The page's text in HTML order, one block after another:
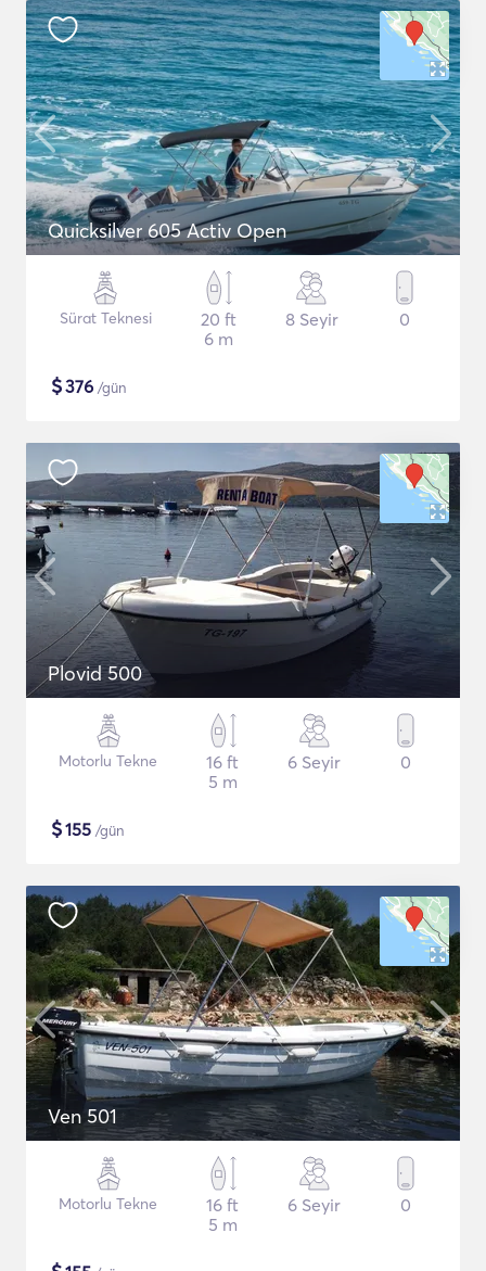
Quicksilver 605 Activ Open
Sürat Teknesi
20 ft
6 m
8 Seyir 0
$376 /gün
Plovid 500
Motorlu Tekne
16 ft
5 m
6 Seyir 0
$155 /gün
Ven 501
Motorlu Tekne
16 ft
5 m
6 Seyir 0